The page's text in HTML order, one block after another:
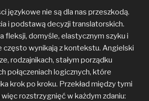
językowe nie są dla nas przeszkodą.
i podstawą decyzji translatorskich.
fleksji, domyśle, elastycznym szyku i
często wynikają z kontekstu. Angielski
rodzajnikach, stałym porządku
połączeniach logicznych, które
krok po kroku. Przekład między tymi
rozstrzygnięć w każdym zdaniu: